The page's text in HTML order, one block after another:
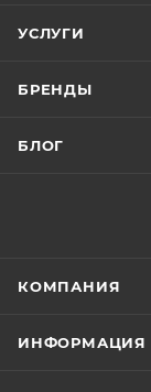
УСЛУГИ
БРЕНДЫ
БЛОГ
КОМПАНИЯ
ИНФОРМАЦИЯ